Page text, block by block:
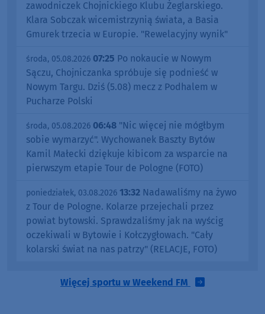
zawodniczek Chojnickiego Klubu Żeglarskiego.
Klara Sobczak wicemistrzynią świata, a Basia
Gmurek trzecia w Europie. "Rewelacyjny wynik"
środa, 05.08.2026 07:25 Po nokaucie w Nowym
Sączu, Chojniczanka spróbuje się podnieść w
Nowym Targu. Dziś (5.08) mecz z Podhalem w
Pucharze Polski
środa, 05.08.2026 06:48 "Nic więcej nie mógłbym
sobie wymarzyć". Wychowanek Baszty Bytów
Kamil Małecki dziękuje kibicom za wsparcie na
pierwszym etapie Tour de Pologne (FOTO)
poniedziałek, 03.08.2026 13:32 Nadawaliśmy na żywo
z Tour de Pologne. Kolarze przejechali przez
powiat bytowski. Sprawdzaliśmy jak na wyścig
oczekiwali w Bytowie i Kołczygłowach. "Cały
kolarski świat na nas patrzy" (RELACJE, FOTO)
Więcej sportu w Weekend FM